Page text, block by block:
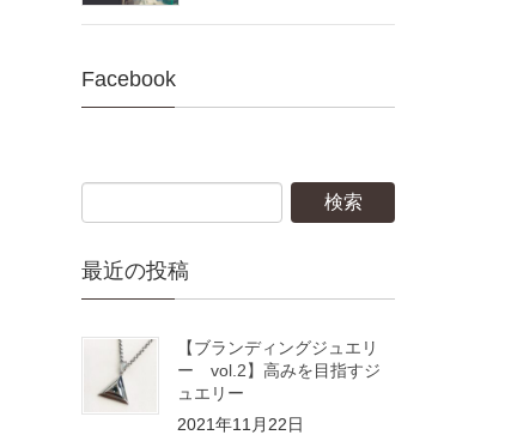
Facebook
最近の投稿
【ブランディングジュエリ
ー vol.2】高みを目指すジ
ュエリー
2021年11月22日